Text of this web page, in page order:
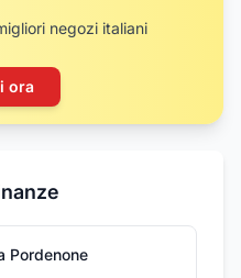
negozi italiani
ora
Pordenone